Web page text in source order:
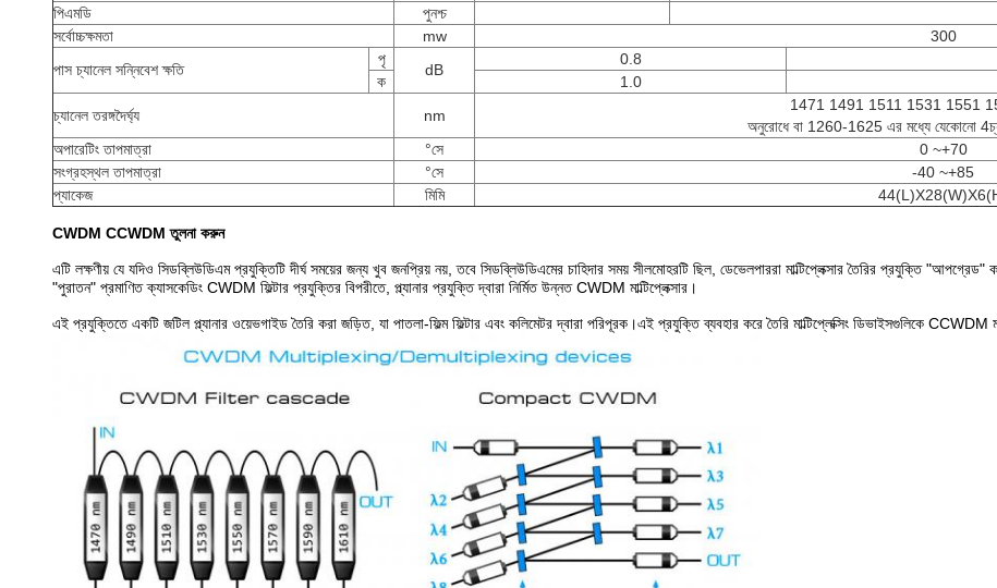
পিএমডি
পুনশ্চ
সর্বোচ্চক্ষমতা
mw
300
পাস চ্যানেল সন্নিবেশ ক্ষতি
পৃ
dB
0.8
ক
1.0
চ্যানেল তরঙ্গদৈর্ঘ্য
nm
1471 1491 1511 1531 1551
অনুরোধে বা 1260-1625 এর মধ্যে যেকোনো
অপারেটিং তাপমাত্রা
°সে
0 ~+70
সংগ্রহস্থল তাপমাত্রা
°সে
-40 ~+85
প্যাকেজ
মিমি
CWDM CCWDM তুলনা করুন
এটি লক্ষণীয় যে যদিও সিডব্লিউডিএম প্রযুক্তিটি দীর্ঘ সময়ের জন্য খুব জনপ্রিয় নয়, তবে সিডব্লিউডিএমের চাহিদার সময় সীলমোহরটি ছিল, ডেভেলপাররা মাল্টিপ্লেক্সার তৈরির প্রযুক্তি "আপগ্রেড"
"পুরাতন" প্রমাণিত ক্যাসকেডিং CWDM ফিল্টার প্রযুক্তির বিপরীতে, প্ল্যানার প্রযুক্তি দ্বারা নির্মিত উন্নত CWDM মাল্টিপ্লেক্সার।
এই প্রযুক্তিতে একটি জটিল প্ল্যানার ওয়েভগাইড তৈরি করা জড়িত, যা পাতলা-ফিল্ম ফিল্টার এবং কলিমেটর দ্বারা পরিপূরক।এই প্রযুক্তি ব্যবহার করে তৈরি মাল্টিপ্লেক্সিং ডিভাইসগুলিকে